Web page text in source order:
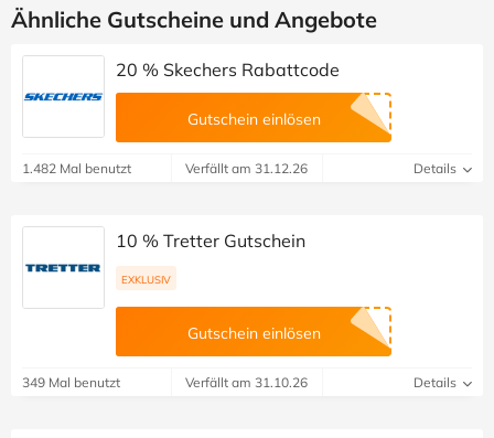
Ähnliche Gutscheine und Angebote
20 % Skechers Rabattcode
Gutschein einlösen
1.482 Mal benutzt Verfällt am 31.12.26 Details
10 % Tretter Gutschein
EXKLUSIV
Gutschein einlösen
349 Mal benutzt Verfällt am 31.10.26 Details